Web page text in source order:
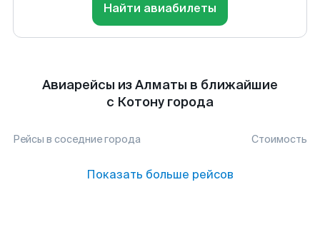
Найти авиабилеты
Авиарейсы из Алматы в ближайшие
с Котону города
Рейсы в соседние города Стоимость
Показать больше рейсов